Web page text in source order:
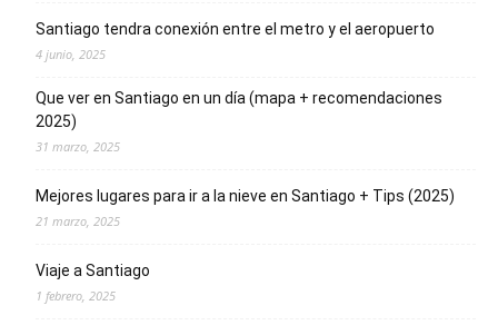
Santiago tendra conexión entre el metro y el aeropuerto
4 junio, 2025
Que ver en Santiago en un día (mapa + recomendaciones
2025)
31 marzo, 2025
Mejores lugares para ir a la nieve en Santiago + Tips (2025)
21 marzo, 2025
Viaje a Santiago
1 febrero, 2025